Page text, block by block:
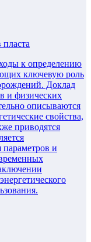
к определению
ключевую роль
Доклад
и физических
описываются
свойства,
приводятся
параметров и